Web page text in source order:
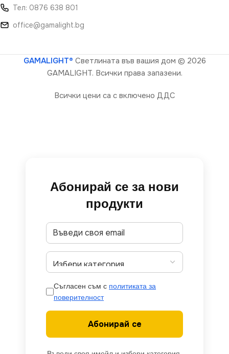
Тел: 0876 638 801
office@gamalight.bg
GAMALIGHT® Светлината във вашия дом © 2026
GAMALIGHT. Всички права запазени.
Всички цени са с включено ДДС
Абонирай се за нови
продукти
Съгласен съм с политиката за
поверителност
Абонирай се